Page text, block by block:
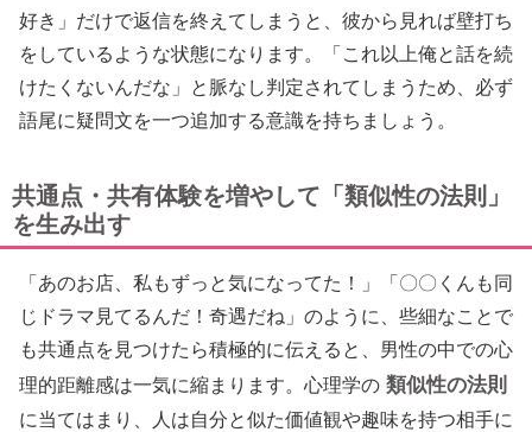
好き」だけで返信を終えてしまうと、彼から見れば壁打ち
をしているような状態になります。「これ以上俺と話を続
けたくないんだな」と脈なし判定されてしまうため、必ず
語尾に疑問文を一つ追加する意識を持ちましょう。
共通点・共有体験を増やして「類似性の法則」
を生み出す
「あのお店、私もずっと気になってた！」「〇〇くんも同
じドラマ見てるんだ！奇遇だね」のように、些細なことで
も共通点を見つけたら積極的に伝えると、男性の中での心
理的距離感は一気に縮まります。心理学の 類似性の法則
に当てはまり、人は自分と似た価値観や趣味を持つ相手に